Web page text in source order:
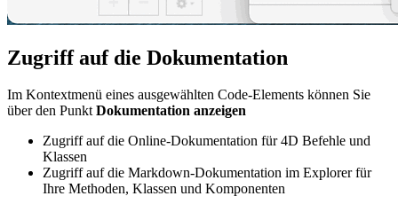
Zugriff auf die Dokumentation
Im Kontextmenü eines ausgewählten Code-Elements können Sie
über den PunktDokumentation anzeigen
Zugriff auf die Online-Dokumentation für 4D Befehle und
Klassen
Zugriff auf die Markdown-Dokumentation im Explorer für
Ihre Methoden, Klassen und Komponenten